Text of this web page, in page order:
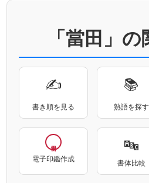
「當田」
✍
書き順を見る
📚
熟語を探す
電子印鑑作成
🔤
書体比較